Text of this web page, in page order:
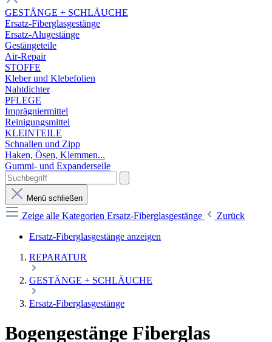
GESTÄNGE + SCHLÄUCHE
Ersatz-Fiberglasgestänge
Ersatz-Alugestänge
Gestängeteile
Air-Repair
STOFFE
Kleber und Klebefolien
Nahtdichter
PFLEGE
Imprägniermittel
Reinigungsmittel
KLEINTEILE
Schnallen und Zipp
Haken, Ösen, Klemmen...
Gummi- und Expanderseile
Menü schließen
Zeige alle Kategorien Ersatz-Fiberglasgestänge
Zurück
Ersatz-Fiberglasgestänge anzeigen
REPARATUR
GESTÄNGE + SCHLÄUCHE
Ersatz-Fiberglasgestänge
Bogengestänge Fiberglas